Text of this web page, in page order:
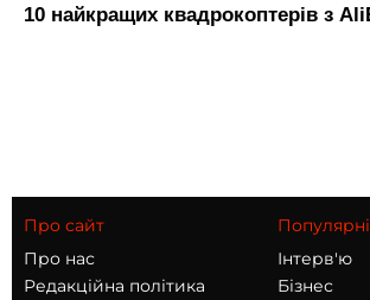
10 найкращих квадрокоптерів з
Про сайт
Про нас
Редакційна політика
Інтерв'ю
Бізнес